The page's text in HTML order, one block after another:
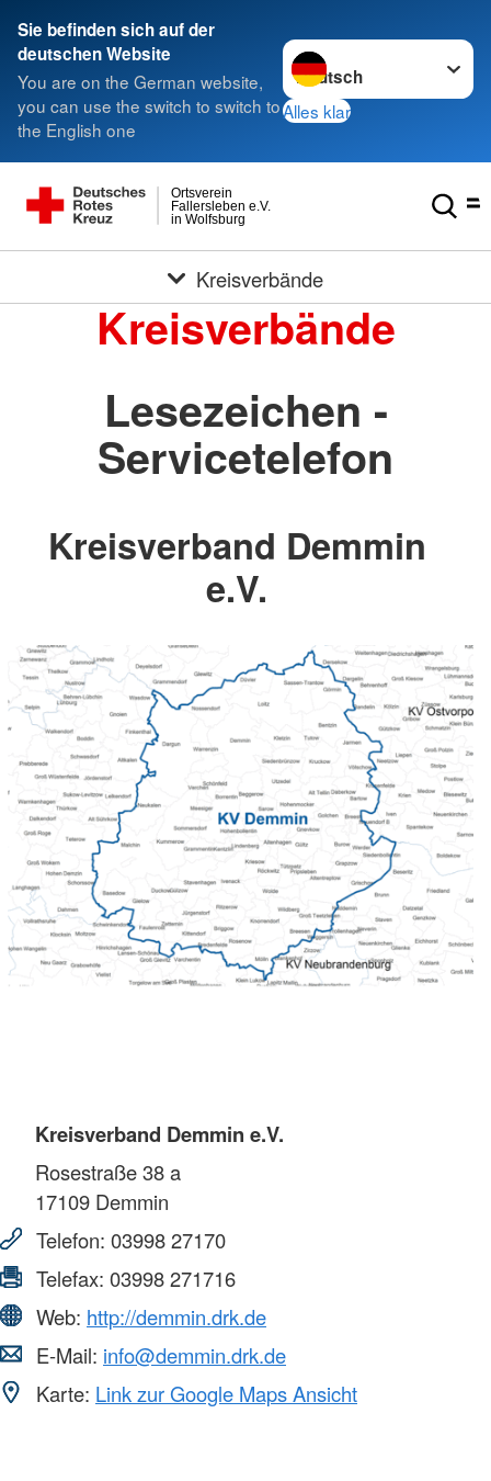
Sie befinden sich auf der
deutschen Website
You are on the German website,
you can use the switch to switch to
the English one
Sprache wechseln zu
Alles klar
in Wolfsburg
Fallersleben e.V.
Ortsverein
Kreisverbände
Kreisverbände
Lesezeichen -
Servicetelefon
Kreisverband Demmin
e.V.
Kreisverband Demmin e.V.
Rosestraße 38 a
17109 Demmin
Telefon: 03998 27170
Telefax: 03998 271716
Web: http://demmin.drk.de
E-Mail: info@demmin.drk.de
Karte: Link zur Google Maps Ansicht